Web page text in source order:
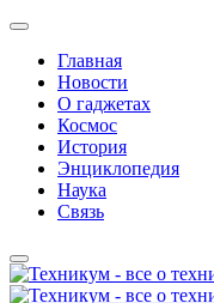
Главная
Новости
О гаджетах
Космос
История
Энциклопедия
Наука
Связь